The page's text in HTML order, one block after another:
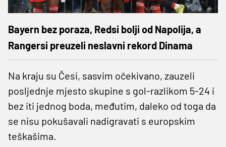
Bayern bez poraza, Redsi bolji od Napolija, a
Rangersi preuzeli neslavni rekord Dinama
Na kraju su Česi, sasvim očekivano, zauzeli
posljednje mjesto skupine s gol-razlikom 5-24 i
bez iti jednog boda, međutim, daleko od toga da
se nisu pokušavali nadigravati s europskim
teškašima.